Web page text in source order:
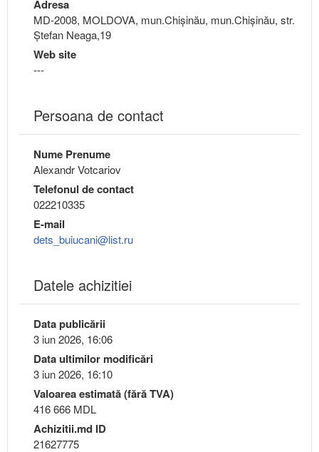
Adresa
MD-2008, MOLDOVA, mun.Chişinău, mun.Chişinău, str.
Ștefan Neaga,19
Web site
---
Persoana de contact
Nume Prenume
Alexandr Votcariov
Telefonul de contact
022210335
E-mail
dets_buiucani@list.ru
Datele achizitiei
Data publicării
3 iun 2026, 16:06
Data ultimilor modificări
3 iun 2026, 16:10
Valoarea estimată (fără TVA)
416 666 MDL
Achizitii.md ID
21627775